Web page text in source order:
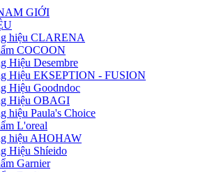
GIỚI
hiệu CLARENA
COCOON
Hiệu Desembre
Hiệu EKSEPTION - FUSION
Hiệu Goodndoc
Hiệu OBAGI
hiệu Paula's Choice
L'oreal
hiệu AHOHAW
Hiệu Shíeido
Garnier